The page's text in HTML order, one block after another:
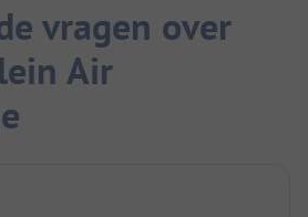
vragen over
Air